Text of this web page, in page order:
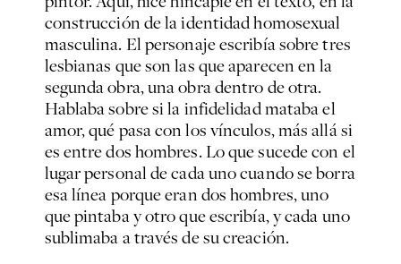
construcción de la identidad homosexual
masculina. El personaje escribía sobre tres
lesbianas que son las que aparecen en la
segunda obra, una obra dentro de otra.
Hablaba sobre si la infidelidad mataba el
amor, qué pasa con los vínculos, más allá si
es entre dos hombres. Lo que sucede con el
lugar personal de cada uno cuando se borra
esa línea porque eran dos hombres, uno
que pintaba y otro que escribía, y cada uno
sublimaba a través de su creación.